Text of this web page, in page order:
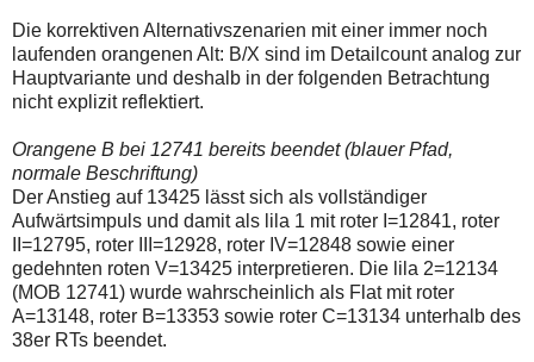
Sollte
das
Problem
weiterbestehen
bitte
um
Kontaktaufnahme
per
Mail
robbys-
elliottwellen@online.de.
Bis
zur
Lösung
des
Problems
sind
Die korrektiven Alternativszenarien mit einer immer noch
laufenden orangenen Alt: B/X sind im Detailcount analog zur
Hauptvariante und deshalb in der folgenden Betrachtung
nicht explizit reflektiert.
Orangene B bei 12741 bereits beendet (blauer Pfad,
normale Beschriftung)
Der Anstieg auf 13425 lässt sich als vollständiger
Aufwärtsimpuls und damit als lila 1 mit roter I=12841, roter
II=12795, roter III=12928, roter IV=12848 sowie einer
gedehnten roten V=13425 interpretieren. Die lila 2=12134
(MOB 12741) wurde wahrscheinlich als Flat mit roter
A=13148, roter B=13353 sowie roter C=13134 unterhalb des
38er RTs beendet.